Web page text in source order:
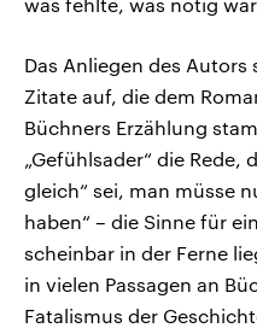
Das Anliegen des
Zitate auf, die dem
Büchners Erzählung
„Gefühlsader“ die Rede,
gleich“ sei, man müsse
haben“ – die Sinne für
scheinbar in der Ferne
in vielen Passagen an
Fatalismus der